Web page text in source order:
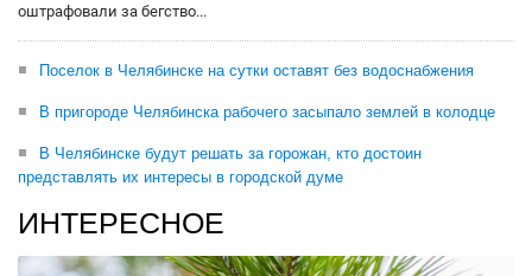
оштрафовали за бегство...
Поселок в Челябинске на сутки оставят без водоснабжения
В пригороде Челябинска рабочего засыпало землей в колодце
В Челябинске будут решать за горожан, кто достоин
представлять их интересы в городской думе
ИНТЕРЕСНОЕ